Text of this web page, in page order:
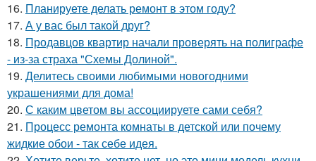
16. Планируете делать ремонт в этом году?
17. А у вас был такой друг?
18. Продавцов квартир начали проверять на полиграфе
- из-за страха "Схемы Долиной".
19. Делитесь своими любимыми новогодними
украшениями для дома!
20. С каким цветом вы ассоциируете сами себя?
21. Процесс ремонта комнаты в детской или почему
жидкие обои - так себе идея.